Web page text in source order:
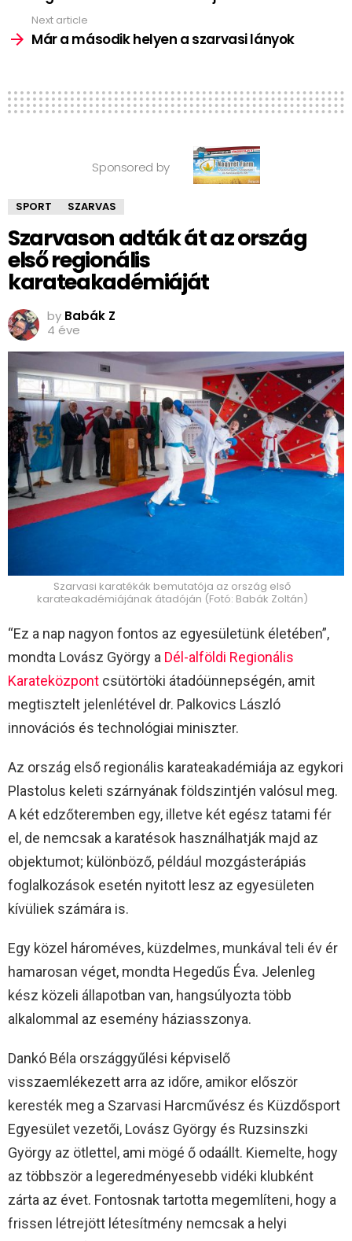
Next article
Már a második helyen a szarvasi lányok
Sponsored by
SPORT SZARVAS
Szarvason adták át az ország
első regionális
karateakadémiáját
by Babák Z
4 éve
Szarvasi karatékák bemutatója az ország első
karateakadémiájának átadóján (Fotó: Babák Zoltán)
“Ez a nap nagyon fontos az egyesületünk életében”,
mondta Lovász György a Dél-alföldi Regionális
Karateközpont csütörtöki átadóünnepségén, amit
megtisztelt jelenlétével dr. Palkovics László
innovációs és technológiai miniszter.
Az ország első regionális karateakadémiája az egykori
Plastolus keleti szárnyának földszintjén valósul meg.
A két edzőteremben egy, illetve két egész tatami fér
el, de nemcsak a karatésok használhatják majd az
objektumot; különböző, például mozgásterápiás
foglalkozások esetén nyitott lesz az egyesületen
kívüliek számára is.
Egy közel hároméves, küzdelmes, munkával teli év ér
hamarosan véget, mondta Hegedűs Éva. Jelenleg
kész közeli állapotban van, hangsúlyozta több
alkalommal az esemény háziasszonya.
Dankó Béla országgyűlési képviselő
visszaemlékezett arra az időre, amikor először
keresték meg a Szarvasi Harcművész és Küzdősport
Egyesület vezetői, Lovász György és Ruzsinszki
György az ötlettel, ami mögé ő odaállt. Kiemelte, hogy
az többször a legeredményesebb vidéki klubként
zárta az évet. Fontosnak tartotta megemlíteni, hogy a
frissen létrejött létesítmény nemcsak a helyi